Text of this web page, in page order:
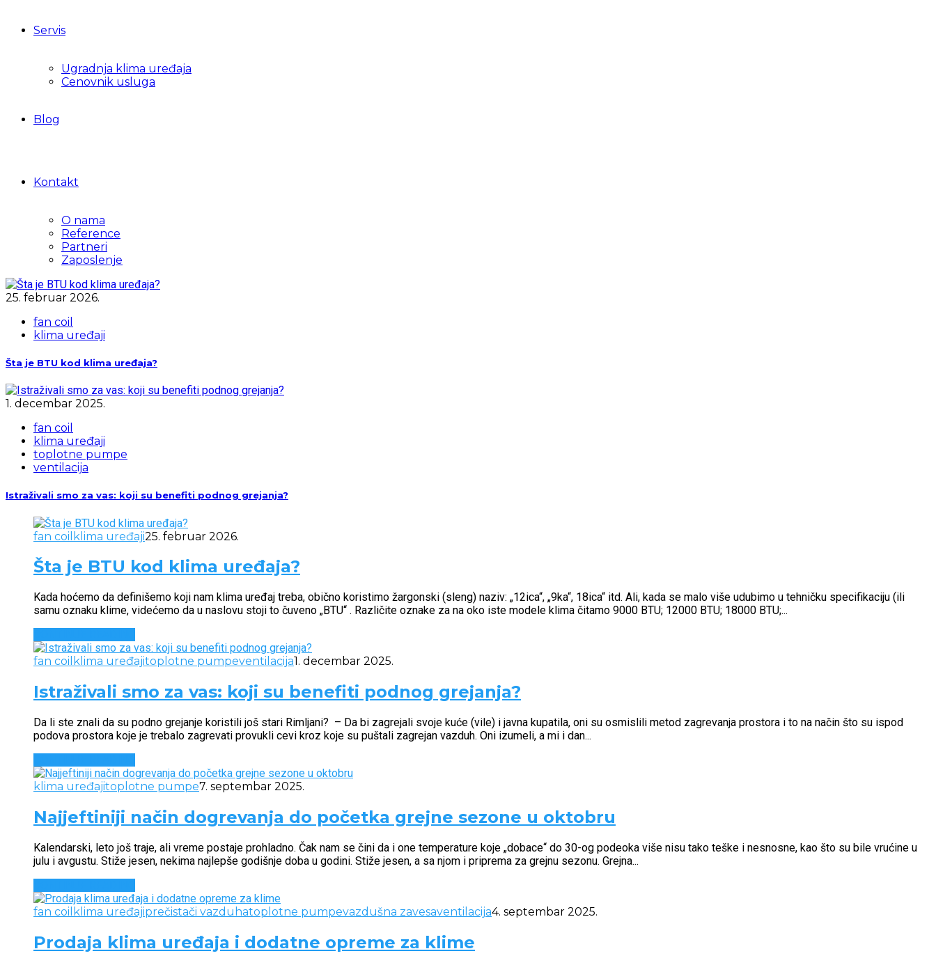
Servis
Ugradnja klima uređaja
Cenovnik usluga
Blog
Kontakt
O nama
Reference
Partneri
Zaposlenje
25. februar 2026.
fan coil
klima uređaji
Šta je BTU kod klima uređaja?
1. decembar 2025.
fan coil
klima uređaji
toplotne pumpe
ventilacija
Istraživali smo za vas: koji su benefiti podnog grejanja?
fan coil klima uređaji25. februar 2026.
Šta je BTU kod klima uređaja?
Kada hoćemo da definišemo koji nam klima uređaj treba, obično koristimo žargonski (sleng) naziv: „12ica“, „9ka“, 18ica“ itd. Ali, kada se malo više udubimo u tehničku specifikaciju (ili
samu oznaku klime, videćemo da u naslovu stoji to čuveno „BTU“ . Različite oznake za na oko iste modele klima čitamo 9000 BTU; 12000 BTU; 18000 BTU;...
fan coil klima uređajitoplotne pumpeventilacija1. decembar 2025.
Istraživali smo za vas: koji su benefiti podnog grejanja?
Da li ste znali da su podno grejanje koristili još stari Rimljani? – Da bi zagrejali svoje kuće (vile) i javna kupatila, oni su osmislili metod zagrevanja prostora i to na način što su ispod
podova prostora koje je trebalo zagrevati provukli cevi kroz koje su puštali zagrejan vazduh. Oni izumeli, a mi i dan...
klima uređajitoplotne pumpe7. septembar 2025.
Najjeftiniji način dogrevanja do početka grejne sezone u oktobru
Kalendarski, leto još traje, ali vreme postaje prohladno. Čak nam se čini da i one temperature koje „dobace“ do 30-og podeoka više nisu tako teške i nesnosne, kao što su bile vrućine u
julu i avgustu. Stiže jesen, nekima najlepše godišnje doba u godini. Stiže jesen, a sa njom i priprema za grejnu sezonu. Grejna...
fan coil klima uređajiprečistači vazduhatoplotne pumpevazdušna zavesaventilacija4. septembar 2025.
Prodaja klima uređaja i dodatne opreme za klime